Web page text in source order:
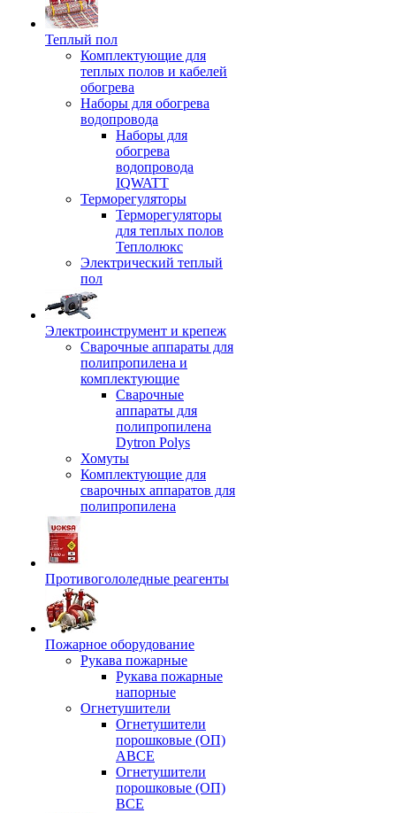
Теплый пол
Комплектующие для
теплых полов и кабелей
обогрева
Наборы для обогрева
водопровода
Наборы для
обогрева
водопровода
IQWATT
Терморегуляторы
Терморегуляторы
для теплых полов
Теплолюкс
Электрический теплый
пол
Электроинструмент и крепеж
Сварочные аппараты для
полипропилена и
комплектующие
Сварочные
аппараты для
полипропилена
Dytron Polys
Хомуты
Комплектующие для
сварочных аппаратов для
полипропилена
Противогололедные реагенты
Пожарное оборудование
Рукава пожарные
Рукава пожарные
напорные
Огнетушители
Огнетушители
порошковые (ОП)
АВСЕ
Огнетушители
порошковые (ОП)
ВСЕ